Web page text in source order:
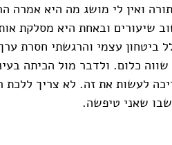
ואין לי מושג מה היא אמרה
שיעורים ובאחת היא מסלקת
ביטחון עצמי והרגשתי חסרת
כלום. ולדבר מול הכיתה
לעשות את זה. לא צריך
שאני טיפשה.